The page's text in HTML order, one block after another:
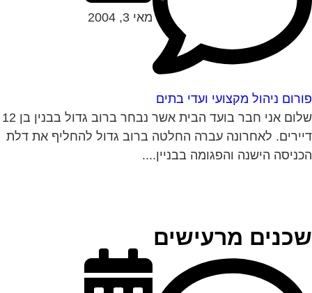
ניהול מקצועי ועדי בתים
מאי 3, 2004
שלום אני חבר בועד הבית אשר נבחר ברוב גדול בבנין בן 12
לאחרונה עברה החלטה ברוב גדול להחליף את דלת
הישנה והפגומה בבניין....
מרעישים